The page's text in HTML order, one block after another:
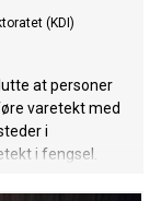
(KDI)
at personer
varetekt med
i
i fengsel.